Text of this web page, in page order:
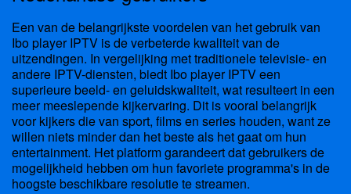
Een van de belangrijkste voordelen van het gebruik van
Ibo player IPTV is de verbeterde kwaliteit van de
uitzendingen. In vergelijking met traditionele televisie- en
andere IPTV-diensten, biedt Ibo player IPTV een
superieure beeld- en geluidskwaliteit, wat resulteert in een
meer meeslepende kijkervaring. Dit is vooral belangrijk
voor kijkers die van sport, films en series houden, want ze
willen niets minder dan het beste als het gaat om hun
entertainment. Het platform garandeert dat gebruikers de
mogelijkheid hebben om hun favoriete programma's in de
hoogste beschikbare resolutie te streamen.